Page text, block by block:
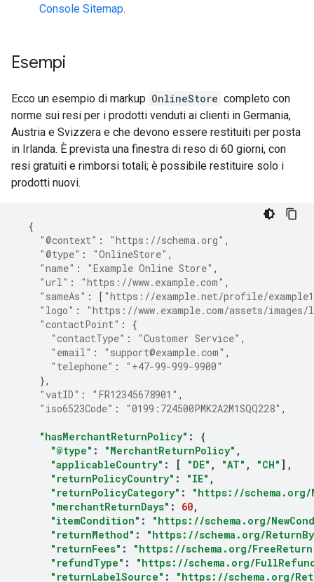
Console Sitemap.
Esempi
Ecco un esempio di markup OnlineStore completo con
norme sui resi per i prodotti venduti ai clienti in Germania,
Austria e Svizzera e che devono essere restituiti per posta
in Irlanda. È prevista una finestra di reso di 60 giorni, con
resi gratuiti e rimborsi totali; è possibile restituire solo i
prodotti nuovi.
{
"@context" : "https://schema.org" ,
"@type" : "OnlineStore" ,
"name" : "Example Online Store" ,
"url" : "https://www.example.com" ,
"sameAs" : [ "https://example.net/profile/
"logo" :
"https://www.example.com/assets/images/
"contactPoint" :
{
"contactType" : "Customer Service" ,
"email" : "support@example.com" ,
"telephone" :
"+47-99-999-9900"
},
"vatID" : "FR12345678901" ,
"iso6523Code" : "0199:724500PMK2A2M1SQQ228" ,
"hasMerchantReturnPolicy" :
{
"@type" : "MerchantReturnPolicy" ,
"applicableCountry" : [ "DE" , "AT" , "CH" ],
"returnPolicyCountry" : "IE" ,
"returnPolicyCategory" :
"https://schema.org/
"merchantReturnDays" : 60,
"itemCondition" :
"https://schema.org/
"returnMethod" :
"https://schema.org/
"returnFees" :
"https://schema.org/
"refundType" :
"https://schema.org/
"returnLabelSource" : "https://schema.org/